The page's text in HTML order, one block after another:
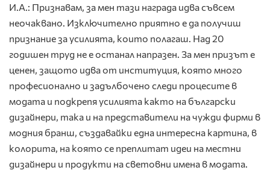
И.А.: Признавам, за мен тази награда идва съвсем
неочаквано. Изключително приятно е да получиш
признание за усилията, които полагаш. Над 20
годишен труд не е останал напразен. За мен призът е
ценен, защото идва от институция, която много
професионално и задълбочено следи процесите в
модата и подкрепя усилията както на български
дизайнери, така и на представители на чужди фирми в
модния бранш, създавайки една интересна картина, в
колорита, на която се преплитат идеи на местни
дизайнери и продукти на световни имена в модата.